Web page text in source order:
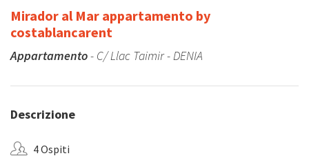
Mirador al Mar appartamento by
costablancarent
Appartamento- C/ Llac Taimir - DENIA
Descrizione
4 Ospiti